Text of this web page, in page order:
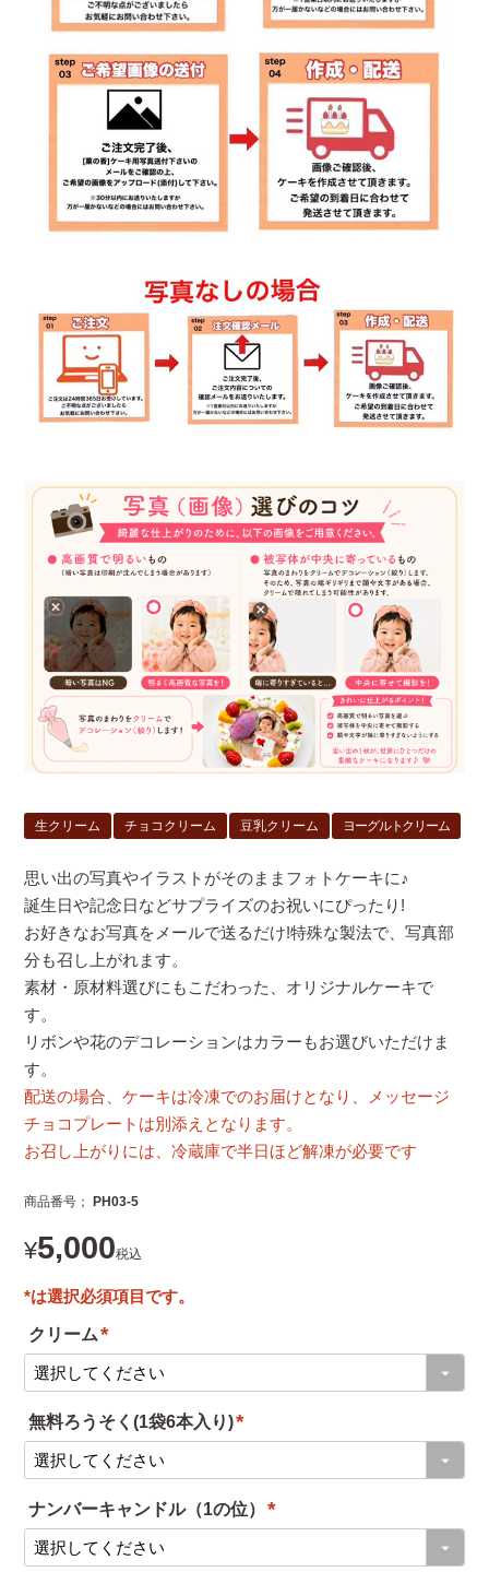
生クリーム チョコクリーム 豆乳クリーム ヨーグルトクリーム
思い出の写真やイラストがそのままフォトケーキに♪
誕生日や記念日などサプライズのお祝いにぴったり!
お好きなお写真をメールで送るだけ!特殊な製法で、写真部
分も召し上がれます。
素材・原材料選びにもこだわった、オリジナルケーキで
す。
リボンや花のデコレーションはカラーもお選びいただけま
す。
配送の場合、ケーキは冷凍でのお届けとなり、メッセージ
チョコプレートは別添えとなります。
お召し上がりには、冷蔵庫で半日ほど解凍が必要です
商品番号 PH03-5
¥5,000税込
クリーム
(
必
須
)
無料ろうそく(1袋6本入り)
必
須
ナンバーキャンドル（1の位）